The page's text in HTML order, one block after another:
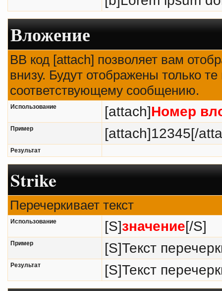
Вложение
BB код [attach] позволяет вам
внизу. Будут отображены только
соответствующему сообщению.
Использование [attach]Номер
Пример [attach]12345[/
Результат
Strike
Перечеркивает текст
Использование [S]значение[/S]
Пример [S]Текст
Результат [S]Текст